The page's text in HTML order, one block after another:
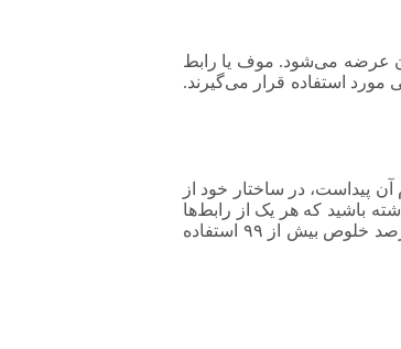
عرضه می‌شود. موف یا رابط
استفاده قرار می‌گیرند.
پیداست، در ساختار خود از
باشید که هر یک از رابط‌ها
دارای سایز مخصوصی هستند؛ بنابراین در زمان ثبت سفارش نیاز است که متناسب با سایز کابل خرید کنید. در فرآیند تولید موف مسی از فلز مس با درصد خلوص بیش از ۹۹ استفاده